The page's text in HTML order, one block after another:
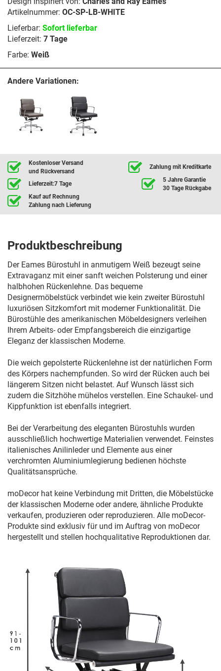
Artikelnummer: OC-SP-LB-WHITE
Lieferbar: Sofort lieferbar
Lieferzeit: 7 Tage
Farbe: Weiß
Andere Variationen:
Kostenloser Versand
und Rückversand
Zahlung mit Kreditkarte
Lieferzeit:7 Tage
5 Jahre Garantie
30 Tage Rückgabe
Kauf auf Rechnung
Zahlung nach Lieferung
Produktbeschreibung
Der Eames Bürostuhl in anmutigem Weiß bezeugt seine
Extravaganz mit einer sanft weichen Polsterung und einer
halbhohen Rückenlehne. Das bequeme
Designermöbelstück verbindet wie kein zweiter Bürostuhl
luxuriösen Sitzkomfort mit moderner Funktionalität. Die
Bürostühle des amerikanischen Möbeldesigners verleihen
Ihrem Arbeits- oder Empfangsbereich die einzigartige
Eleganz der klassischen Moderne.
Die weich gepolsterte Rückenlehne ist der natürlichen Form
des Körpers nachempfunden. So wird der Rücken auch bei
längerem Sitzen nicht belastet. Auf Wunsch lässt sich
zudem die Sitzhöhe mühelos verstellen. Eine Schaukel- und
Kippfunktion ist ebenfalls integriert.
Bei der Verarbeitung des eleganten Bürostuhls wurden
ausschließlich hochwertige Materialien verwendet. Feinstes
italienisches Anilinleder und Elemente aus einer
verchromten Aluminiumlegierung bedienen höchste
Qualitätsansprüche.
moDecor hat keine Verbindung mit Dritten, die Möbelstücke
der klassischen Moderne oder andere, ähnliche Produkte
verkaufen, produzieren oder reproduzieren. Alle moDecor-
Produkte sind exklusiv für und im Auftrag von moDecor
hergestellt und stellen hochqualitative Reproduktionen dar.